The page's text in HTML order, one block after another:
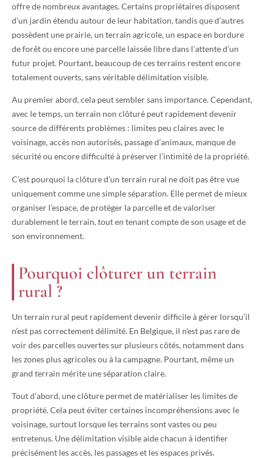
offre de nombreux avantages. Certains propriétaires disposent
d’un jardin étendu autour de leur habitation, tandis que d’autres
possèdent une prairie, un terrain agricole, un espace en bordure
de forêt ou encore une parcelle laissée libre dans l’attente d’un
futur projet. Pourtant, beaucoup de ces terrains restent encore
totalement ouverts, sans véritable délimitation visible.
Au premier abord, cela peut sembler sans importance. Cependant,
avec le temps, un terrain non clôturé peut rapidement devenir
source de différents problèmes : limites peu claires avec le
voisinage, accès non autorisés, passage d’animaux, manque de
sécurité ou encore difficulté à préserver l’intimité de la propriété.
C’est pourquoi la clôture d’un terrain rural ne doit pas être vue
uniquement comme une simple séparation. Elle permet de mieux
organiser l’espace, de protéger la parcelle et de valoriser
durablement le terrain, tout en tenant compte de son usage et de
son environnement.
Pourquoi clôturer un terrain
rural ?
Un terrain rural peut rapidement devenir difficile à gérer lorsqu’il
n’est pas correctement délimité. En Belgique, il n’est pas rare de
voir des parcelles ouvertes sur plusieurs côtés, notamment dans
les zones plus agricoles ou à la campagne. Pourtant, même un
grand terrain mérite une séparation claire.
Tout d’abord, une clôture permet de matérialiser les limites de
propriété. Cela peut éviter certaines incompréhensions avec le
voisinage, surtout lorsque les terrains sont vastes ou peu
entretenus. Une délimitation visible aide chacun à identifier
précisément les accès, les passages et les espaces privés.